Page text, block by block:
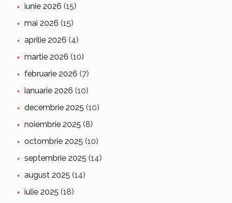
iunie 2026 (15)
mai 2026 (15)
aprilie 2026 (4)
martie 2026 (10)
februarie 2026 (7)
ianuarie 2026 (10)
decembrie 2025 (10)
noiembrie 2025 (8)
octombrie 2025 (10)
septembrie 2025 (14)
august 2025 (14)
iulie 2025 (18)